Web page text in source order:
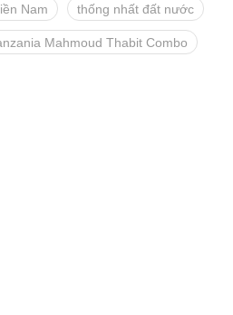
Nam thống nhất đất nước
Mahmoud Thabit Combo